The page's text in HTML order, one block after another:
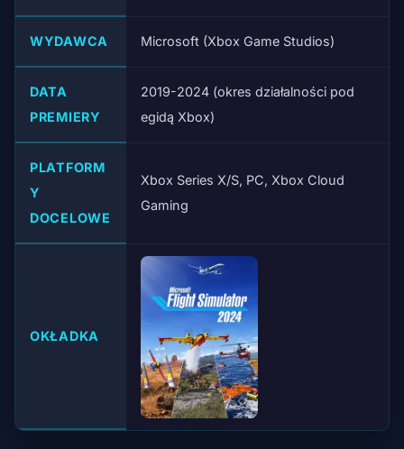
WYDAWCA Microsoft (Xbox Game Studios)
DATA
PREMIERY
2019-2024 (okres działalności pod
egidą Xbox)
PLATFORM
Y
DOCELOWE
Xbox Series X/S, PC, Xbox Cloud
Gaming
OKŁADKA